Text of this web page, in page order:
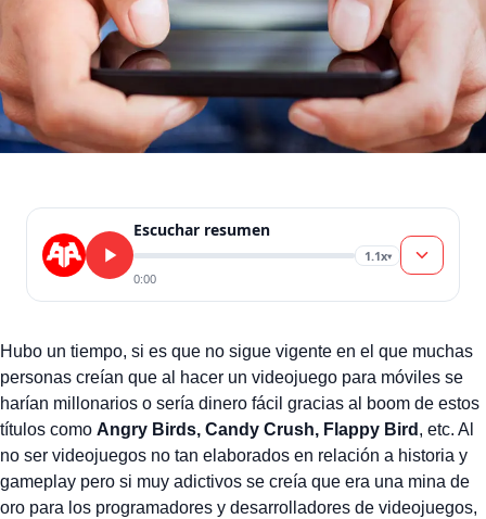
Escuchar resumen
1.1x▾
0:00
Hubo un tiempo, si es que no sigue vigente en el que muchas
personas creían que al hacer un videojuego para móviles se
harían millonarios o sería dinero fácil gracias al boom de estos
títulos como Angry Birds, Candy Crush, Flappy Bird , etc. Al
no ser videojuegos no tan elaborados en relación a historia y
gameplay pero si muy adictivos se creía que era una mina de
oro para los programadores y desarrolladores de videojuegos,